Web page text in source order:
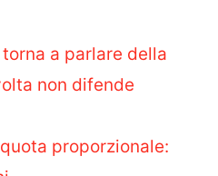
a parlare della
non difende
proporzionale: